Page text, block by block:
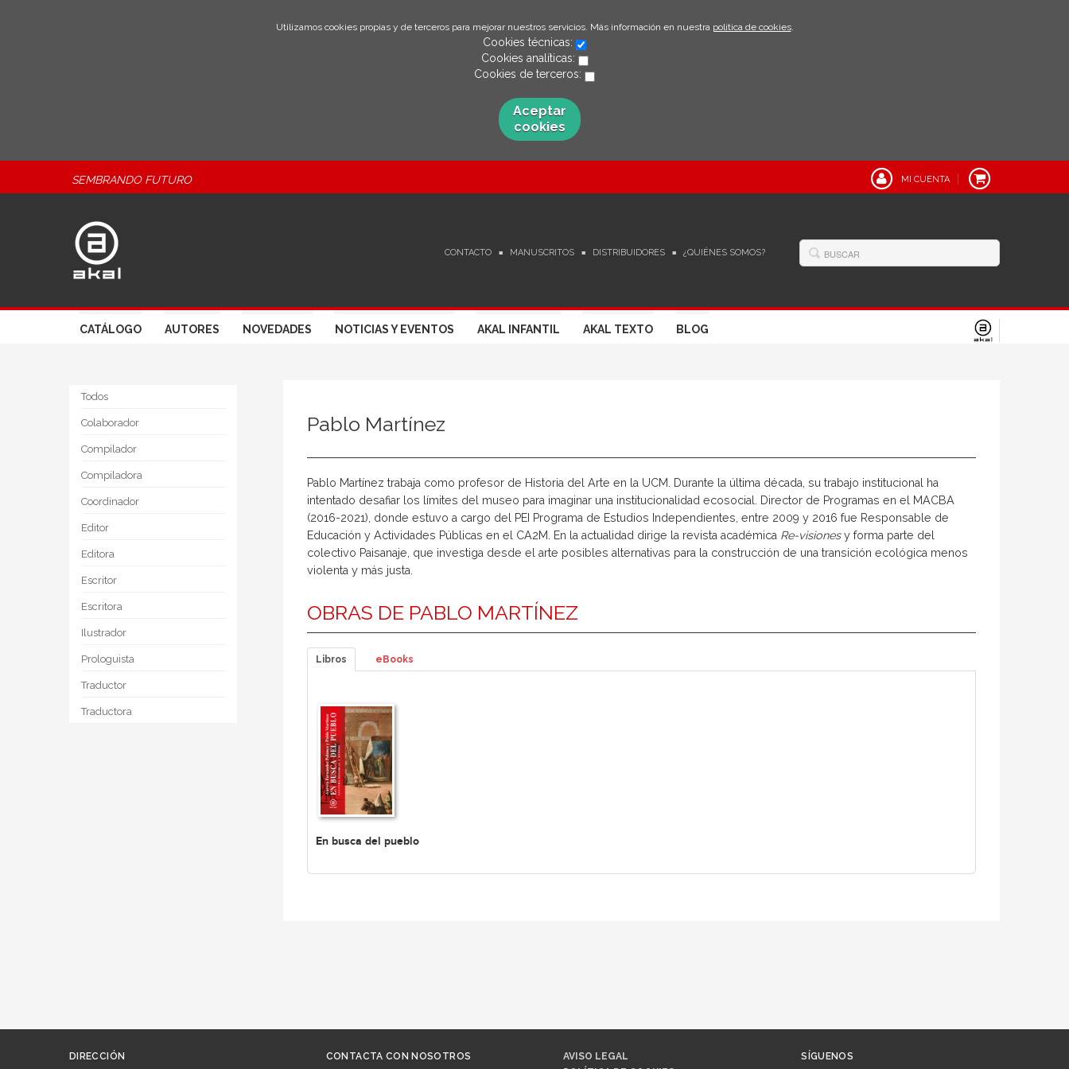
Utilizamos cookies propias y de terceros para mejorar nuestros servicios. Más información en nuestra política de cookies.
Cookies técnicas:
Cookies analíticas:
Cookies de terceros:
Aceptar
cookies
SEMBRANDO FUTURO MI CUENTA
CONTACTO MANUSCRITOS DISTRIBUIDORES ¿QUIÉNES SOMOS?
CATÁLOGO AUTORES NOVEDADES NOTICIAS Y EVENTOS AKAL INFANTIL AKAL TEXTO BLOG
Todos
Colaborador
Compilador
Compiladora
Coordinador
Editor
Editora
Escritor
Escritora
Ilustrador
Prologuista
Traductor
Traductora
Pablo Martínez
Pablo Martínez trabaja como profesor de Historia del Arte en la UCM. Durante la última década, su trabajo institucional ha
intentado desafiar los límites del museo para imaginar una institucionalidad ecosocial. Director de Programas en el MACBA
(2016-2021), donde estuvo a cargo del PEI Programa de Estudios Independientes, entre 2009 y 2016 fue Responsable de
Educación y Actividades Públicas en el CA2M. En la actualidad dirige la revista académica Re-visionesy forma parte del
colectivo Paisanaje, que investiga desde el arte posibles alternativas para la construcción de una transición ecológica menos
violenta y más justa.
OBRAS DE PABLO MARTÍNEZ
Libros eBooks
En busca del pueblo
DIRECCIÓN CONTACTA CON NOSOTROS
AVISO LEGAL
SÍGUENOS